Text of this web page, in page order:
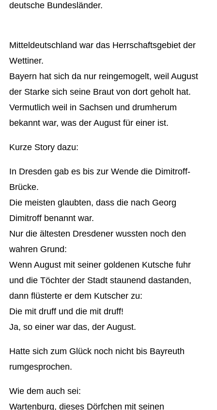
deutsche Bundesländer.
Mitteldeutschland war das Herrschaftsgebiet der
Wettiner.
Bayern hat sich da nur reingemogelt, weil August
der Starke sich seine Braut von dort geholt hat.
Vermutlich weil in Sachsen und drumherum
bekannt war, was der August für einer ist.
Kurze Story dazu:
In Dresden gab es bis zur Wende die Dimitroff-
Brücke.
Die meisten glaubten, dass die nach Georg
Dimitroff benannt war.
Nur die ältesten Dresdener wussten noch den
wahren Grund:
Wenn August mit seiner goldenen Kutsche fuhr
und die Töchter der Stadt staunend dastanden,
dann flüsterte er dem Kutscher zu:
Die mit druff und die mit druff!
Ja, so einer war das, der August.
Hatte sich zum Glück noch nicht bis Bayreuth
rumgesprochen.
Wie dem auch sei:
Wartenburg, dieses Dörfchen mit seinen